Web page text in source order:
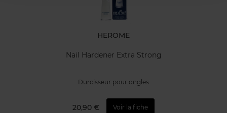
HEROME
Nail Hardener Extra Strong
Durcisseur pour ongles
20,90 € Voir la fiche